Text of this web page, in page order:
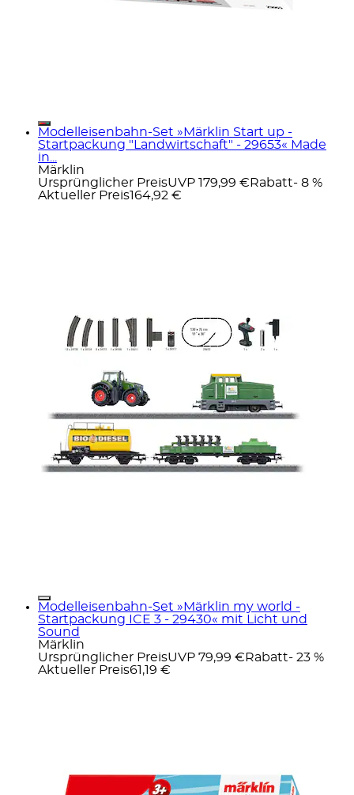
Modelleisenbahn-Set »Märklin Start up -
Startpackung "Landwirtschaft" - 29653« Made
in...
Märklin
Ursprünglicher PreisUVP 179,99 € Rabatt- 8 %
Aktueller Preis164,92 €
Modelleisenbahn-Set »Märklin my world -
Startpackung ICE 3 - 29430« mit Licht und
Sound
Märklin
Ursprünglicher PreisUVP 79,99 € Rabatt- 23 %
Aktueller Preis61,19 €